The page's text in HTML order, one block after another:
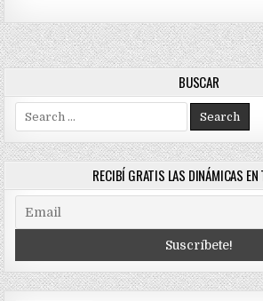
BUSCAR
Search
for:
RECIBÍ GRATIS LAS DINÁMICAS EN